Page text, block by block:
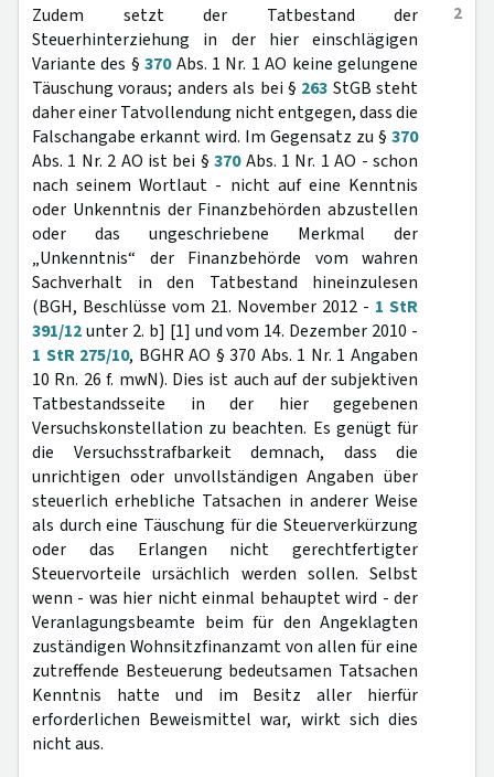
2
Zudem setzt der Tatbestand der
Steuerhinterziehung in der hier einschlägigen
Variante des §370Abs. 1 Nr. 1 AO keine gelungene
Täuschung voraus; anders als bei § 263 StGB steht
daher einer Tatvollendung nicht entgegen, dass die
Falschangabe erkannt wird. Im Gegensatz zu § 370
Abs. 1 Nr. 2 AO ist bei §370Abs. 1 Nr. 1 AO - schon
nach seinem Wortlaut - nicht auf eine Kenntnis
oder Unkenntnis der Finanzbehörden abzustellen
oder das ungeschriebene Merkmal der
„Unkenntnis“ der Finanzbehörde vom wahren
Sachverhalt in den Tatbestand hineinzulesen
(BGH, Beschlüsse vom 21. November 2012 - 1 StR
391/12unter 2. b] [1] und vom 14. Dezember 2010 -
1 StR 275/10, BGHR AO § 370 Abs. 1 Nr. 1 Angaben
10 Rn. 26 f. mwN). Dies ist auch auf der subjektiven
Tatbestandsseite in der hier gegebenen
Versuchskonstellation zu beachten. Es genügt für
die Versuchsstrafbarkeit demnach, dass die
unrichtigen oder unvollständigen Angaben über
steuerlich erhebliche Tatsachen in anderer Weise
als durch eine Täuschung für die Steuerverkürzung
oder das Erlangen nicht gerechtfertigter
Steuervorteile ursächlich werden sollen. Selbst
wenn - was hier nicht einmal behauptet wird - der
Veranlagungsbeamte beim für den Angeklagten
zuständigen Wohnsitzfinanzamt von allen für eine
zutreffende Besteuerung bedeutsamen Tatsachen
Kenntnis hatte und im Besitz aller hierfür
erforderlichen Beweismittel war, wirkt sich dies
nicht aus.